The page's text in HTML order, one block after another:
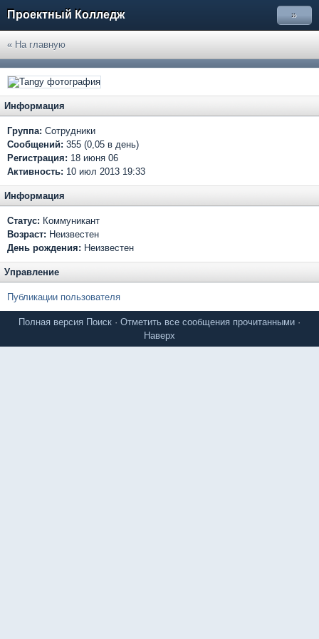
Проектный Колледж »
« На главную
Информация
Группа: Сотрудники
Сообщений: 355 (0,05 в день)
Регистрация: 18 июня 06
Активность: 10 июл 2013 19:33
Информация
Статус: Коммуникант
Возраст: Неизвестен
День рождения: Неизвестен
Управление
Публикации пользователя
Полная версия Поиск · Отметить все сообщения прочитанными ·
Наверх